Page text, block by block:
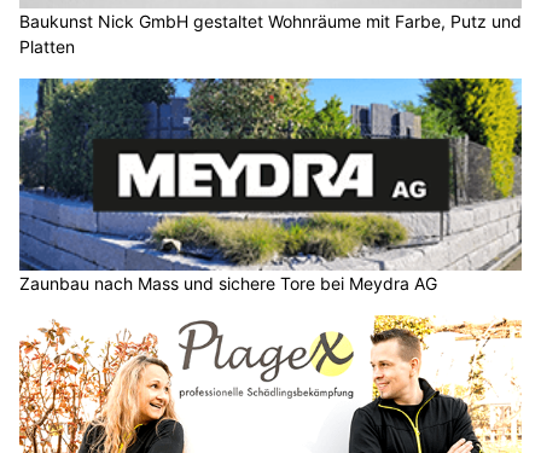
Zaunbau nach Mass und sichere Tore bei Meydra AG